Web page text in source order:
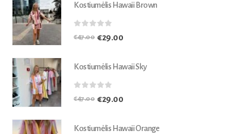
Kostiumėlis Hawaii Brown
€47.00 €29.00
Kostiumėlis Hawaii Sky
€47.00 €29.00
Kostiumėlis Hawaii Orange